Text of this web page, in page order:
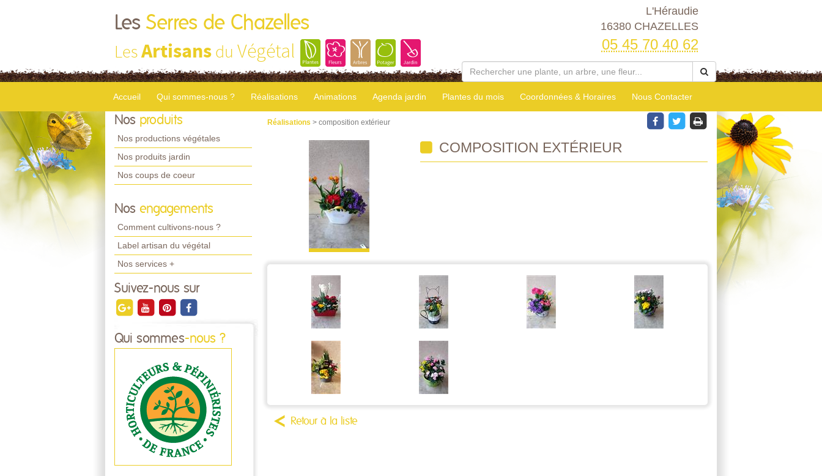
Les Serres de Chazelles
LesArtisans du Végétal
L'Héraudie
16380 CHAZELLES
05 45 70 40 62
Accueil Qui sommes-nous ? Réalisations Animations Agenda jardin Plantes du mois Coordonnées & Horaires Nous Contacter
Nos produits
Nos productions végétales
Nos produits jardin
Nos coups de coeur
Nos engagements
Comment cultivons-nous ?
Label artisan du végétal
Nos services +
Suivez-nous sur
Qui sommes-nous ?
Réalisations > composition extérieur
COMPOSITION EXTÉRIEUR
Retour à la liste